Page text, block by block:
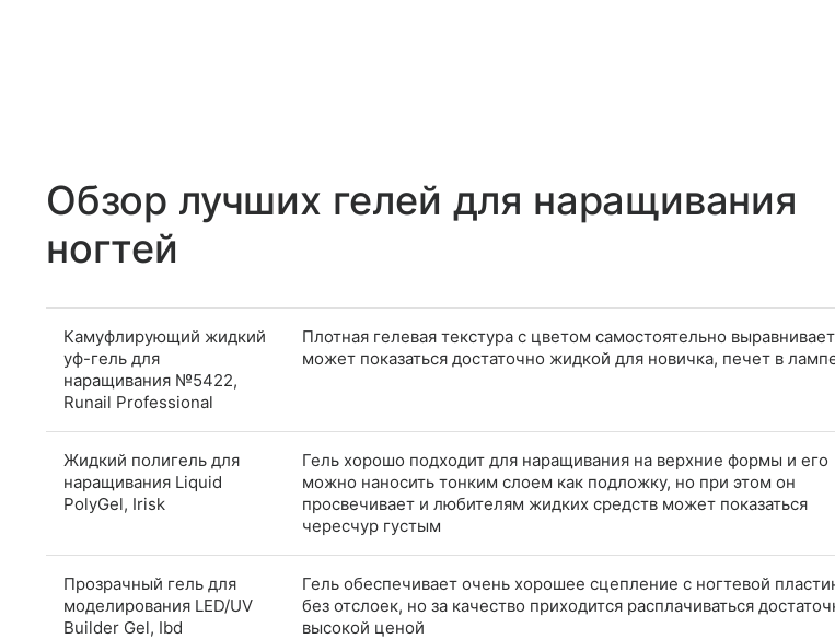
Обзор лучших гелей для наращивания
ногтей
Камуфлирующий жидкий
уф-гель для
наращивания №5422,
Runail Professional
Плотная гелевая текстура с цветом самостоятельно
может показаться достаточно жидкой для новичка, печет в
Жидкий полигель для
наращивания Liquid
PolyGel, Irisk
Гель хорошо подходит для наращивания на верхние формы и его
можно наносить тонким слоем как подложку, но при этом он
просвечивает и любителям жидких средств может показаться
чересчур густым
Прозрачный гель для
моделирования LED/UV
Builder Gel, Ibd
Гель обеспечивает очень хорошее сцепление с ногтевой
без отслоек, но за качество приходится расплачиваться
высокой ценой